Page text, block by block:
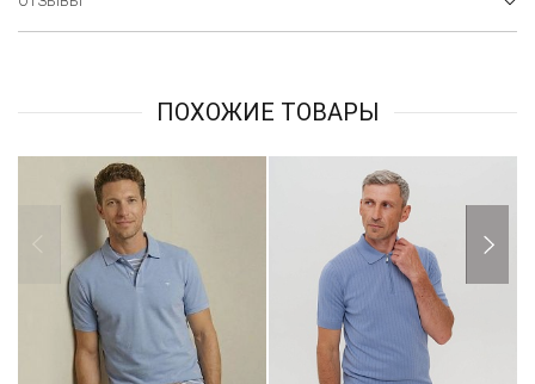
ПОХОЖИЕ ТОВАРЫ